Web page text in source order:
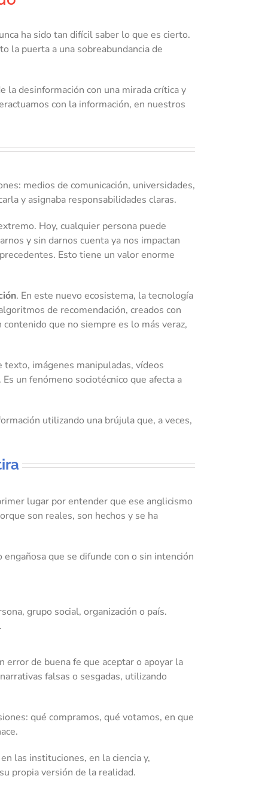
ha sido tan difícil saber lo que es cierto.
la puerta a una sobreabundancia de
desinformación con una mirada crítica y
con la información, en nuestros
medios de comunicación, universidades,
y asignaba responsabilidades claras.
Hoy, cualquier persona puede
y sin darnos cuenta ya nos impactan
Esto tiene un valor enorme
. En este nuevo ecosistema, la tecnología
de recomendación, creados con
que no siempre es lo más veraz,
texto, imágenes manipuladas, vídeos
un fenómeno sociotécnico que afecta a
utilizando una brújula que, a veces,
lugar por entender que ese anglicismo
son reales, son hechos y se ha
que se difunde con o sin intención
grupo social, organización o país.
de buena fe que aceptar o apoyar la
falsas o sesgadas, utilizando
qué compramos, qué votamos, en que
las instituciones, en la ciencia y,
propia versión de la realidad.